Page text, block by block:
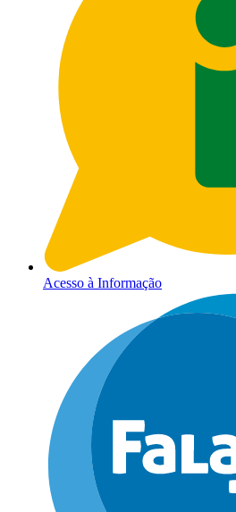
Acesso à Informação